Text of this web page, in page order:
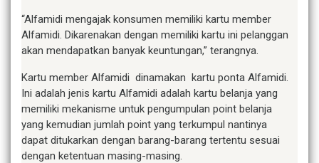
“Alfamidi mengajak konsumen memiliki kartu member
Alfamidi. Dikarenakan dengan memiliki kartu ini pelanggan
akan mendapatkan banyak keuntungan,” terangnya.
Kartu member Alfamidi dinamakan kartu ponta Alfamidi.
Ini adalah jenis kartu Alfamidi adalah kartu belanja yang
memiliki mekanisme untuk pengumpulan point belanja
yang kemudian jumlah point yang terkumpul nantinya
dapat ditukarkan dengan barang-barang tertentu sesuai
dengan ketentuan masing-masing.